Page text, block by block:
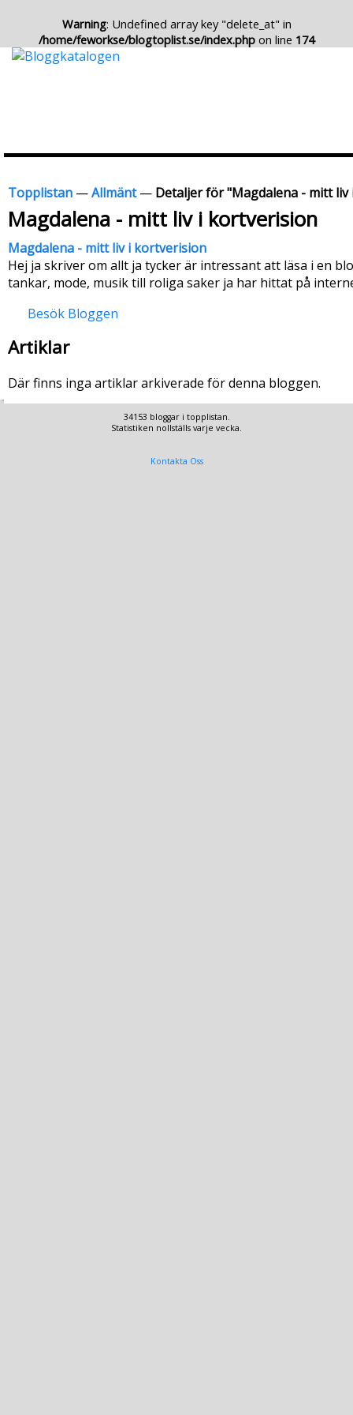
Warning: Undefined array key "delete_at" in
/home/feworkse/blogtoplist.se/index.php on line 174
Topplistan —Allmänt— Detaljer för "Magdalena - mitt
Magdalena - mitt liv i kortverision
Magdalena - mitt liv i kortverision
Hej ja skriver om allt ja tycker är intressant att läsa i en
tankar, mode, musik till roliga saker ja har hittat på
Besök Bloggen
Artiklar
Där finns inga artiklar arkiverade för denna bloggen.
34153 bloggar i topplistan.
Statistiken nollställs varje vecka.
Kontakta Oss